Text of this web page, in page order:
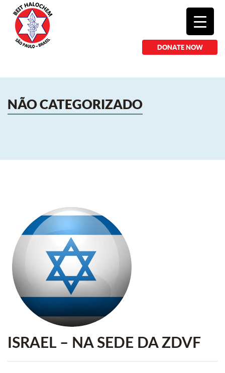
DONATE NOW
NÃO CATEGORIZADO
ISRAEL – NA SEDE DA ZDVF